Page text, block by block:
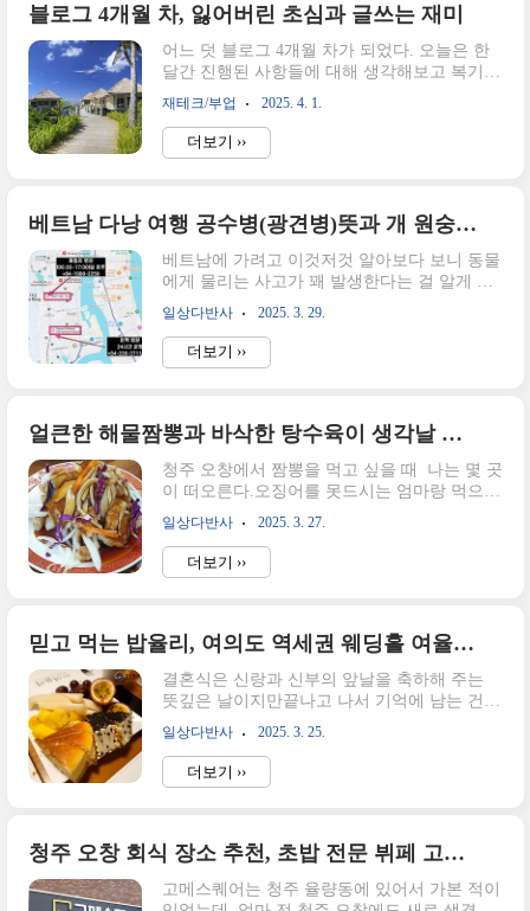
짜반도오행산바나힐미케비치 자동차 시간16분
472H+435 Vườn Lâm Tỳ Ni, Hoàng Sa, Thọ Quang,
트남
2737+JPW, Hòn Thủy Sơn, Hoà Hải, Ngũ Hành Sơn,
XXWV+VJ3, Dương Cát Lợi, Thôn An, Hòa ..
블로그 4개월 차, 잃어버린 초심과 글쓰는 재미
어느 덧 블로그 4개월 차가 되었다. 오늘은 한
달간 진행된 사항들에 대해 생각해보고 복기를
월차의 실적이번 달은 한 달동안 글을 17개 밖
에 올리지 못했다.그래도 앞에 쌓아둔 글 덕분
에 한달 수익은 지난 달 대비 올랐다.구분24년
가의 하루 수익일테지만 나는 이 수익도 뿌듯
하다.전체 등록한 글은 96개로 2월 부터 포스팅
수가 현저히 줄어들었다.아무래도 그때 부동산
매도에 신경쓰기 시작했고, 매도 후에는 여행
준비를 한다는 핑계로 글을 안올렸다.호기롭게
말았다.글쓰기에 대해 공부도 안하고, 글도 잘
안쓰는 데 ..
재테크/부업 2025. 4. 1.
더보기 ››
베트남 다낭 여행 공수병(광견병)뜻과 개 원숭이 물림 사고 대처방법 정리(병원 링크 첨부, 영사관 콜센터)
베트남에 가려고 이것저것 알아보다 보니 동물
에게 물리는 사고가 꽤 발생한다는 걸 알게 되
데, 일부 목줄 없는 개들이 관광객들을 경우가
있었다.다낭 선짜반도의 영흥사(린응사)라는
곳의 해수관음상이 유명하다 보니 꼭 가봐야지
래서 오늘은 베트남에서 동물에게 상처를 입었
광견병, 사람은 공수병이라고 말하는 공수병에
대한 기초적인 내용에 대해 정리해보려고 한
다.적을 알고 나를 알아야 백전백승이니까! 베
후 바로 병원 가기빈맥병원 구글지도 바로가기
패밀리 병원구글지도 바로가기 구분빈맥병원
일상다반사 2025. 3. 29.
더보기 ››
얼큰한 해물짬뽕과 바삭한 탕수육이 생각날 때 점심 추천, 오창화짬뽕 청주점 방문 후기
청주 오창에서 짬뽕을 먹고 싶을 때 나는 몇 곳
이 떠오른다.오징어를 못드시는 엄마랑 먹으러
서 짬뽕 먹자고 하면 오창화짬뽕그 외에도 중
국집은 많은데, 기억에 남은 곳은 이 정도이다.
특히, 오창 화짬뽕은 평일 영업시간이 오후 4시
찾게 된다.대기자가 없으면 운이 좋은 오창화
소충북 청주시 청원구 오창읍 중심상업로 66-
18 1층오창 기상청 맞은편 샤르망 모텔 옆(정치
망 옆)전화번호043-214-7456영업시간화~금
이크 타임정기휴무매주 월요일메뉴 및 가격화
짬뽕 12,000..
일상다반사 2025. 3. 27.
더보기 ››
믿고 먹는 밥율리, 여의도 역세권 웨딩홀 여율리(YEOYULRI) 방문 후기
결혼식은 신랑과 신부의 앞날을 축하해 주는
뜻깊은 날이지만끝나고 나서 기억에 남는 건
그 식장 밥이 맛있다, 없었다인 것 같다. ㅋㅋ그
런 의미에서 식장을 고를 때 밥맛이 중요하
다. 한식으로 한상주는 식장도 번거롭지 않아
서 좋지만 요즘 추세는 역시 뷔페다.여의도 위
자라서 안타까웠을 정도로 맛있는 한 끼를 먹
후기를 써볼까 한다. 여의도 영등포 웨딩홀 여
일상다반사 2025. 3. 25.
더보기 ››
청주 오창 회식 장소 추천, 초밥 전문 뷔페 고메스퀘어 방문 후기
고메스퀘어는 청주 율량동에 있어서 가본 적이